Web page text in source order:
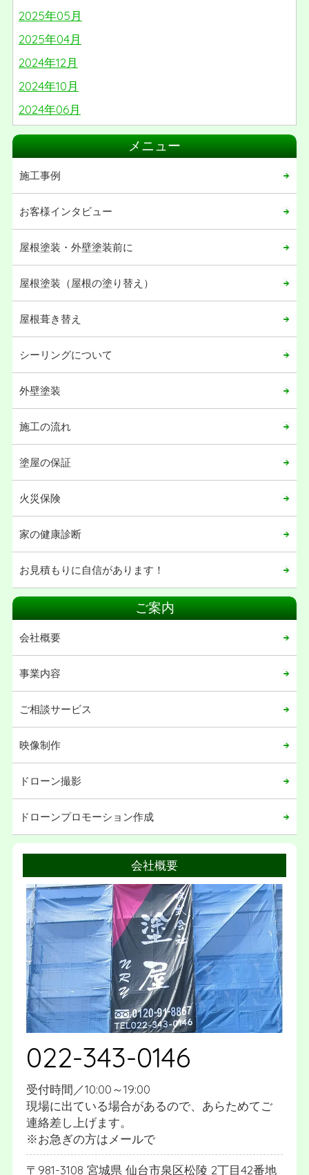
2025年05月
2025年04月
2024年12月
2024年10月
2024年06月
2024年05月
2024年03月
2024年02月
2024年01月
2023年06月
2023年05月
2023年02月
2022年12月
2022年05月
2021年10月
2021年04月
2021年02月
2021年01月
2020年12月
2020年11月
2020年08月
2020年05月
2020年04月
2020年03月
2020年02月
2020年01月
2019年12月
2019年11月
2019年02月
メニュー
施工事例
お客様インタビュー
屋根塗装・外壁塗装前に
屋根塗装（屋根の塗り替え）
屋根葺き替え
シーリングについて
外壁塗装
施工の流れ
塗屋の保証
火災保険
家の健康診断
お見積もりに自信があります！
ご案内
会社概要
事業内容
ご相談サービス
映像制作
ドローン撮影
ドローンプロモーション作成
会社概要
022-343-0146
受付時間／10:00～19:00
現場に出ている場合があるので、あらためてご
連絡差し上げます。
※お急ぎの方はメールで
981-3108 宮城県 仙台市泉区松陵 2丁目42番地